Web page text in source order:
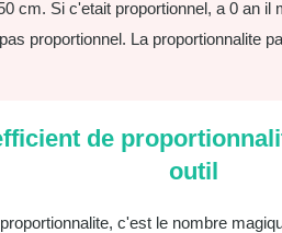
cm. Si c'etait proportionnel, a 0 an il
proportionnel. La proportionnalite
de
outil
c'est le nombre